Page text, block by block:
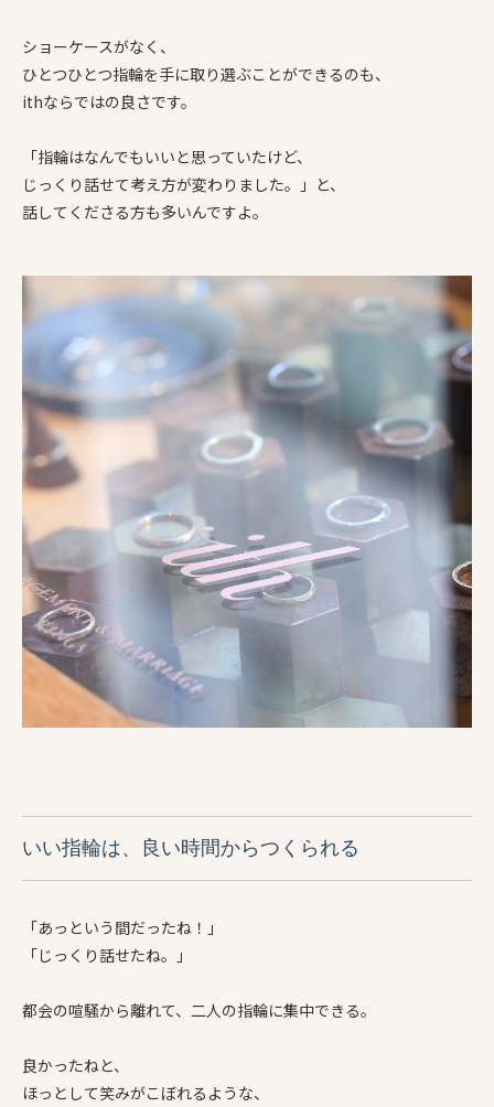
ショーケースがなく、
ひとつひとつ指輪を手に取り選ぶことができるのも、
ithならではの良さです。
「指輪はなんでもいいと思っていたけど、
じっくり話せて考え方が変わりました。」と、
話してくださる方も多いんですよ。
いい指輪は、良い時間からつくられる
「あっという間だったね！」
「じっくり話せたね。」
都会の喧騒から離れて、二人の指輪に集中できる。
良かったねと、
ほっとして笑みがこぼれるような、